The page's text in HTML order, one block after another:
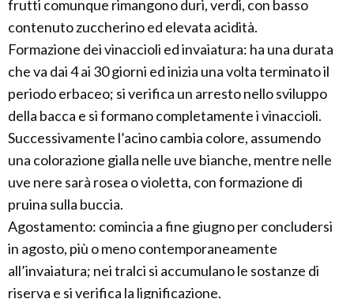
frutti comunque rimangono duri, verdi, con basso
contenuto zuccherino ed elevata acidità.
Formazione dei vinaccioli ed invaiatura: ha una durata
che va dai 4 ai 30 giorni ed inizia una volta terminato il
periodo erbaceo; si verifica un arresto nello sviluppo
della bacca e si formano completamente i vinaccioli.
Successivamente l’acino cambia colore, assumendo
una colorazione gialla nelle uve bianche, mentre nelle
uve nere sarà rosea o violetta, con formazione di
pruina sulla buccia.
Agostamento: comincia a fine giugno per concludersi
in agosto, più o meno contemporaneamente
all’invaiatura; nei tralci si accumulano le sostanze di
riserva e si verifica la lignificazione.